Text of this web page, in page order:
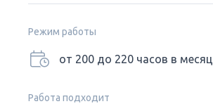
Режим работы
от 200 до 220 часов в месяц
Работа подходит